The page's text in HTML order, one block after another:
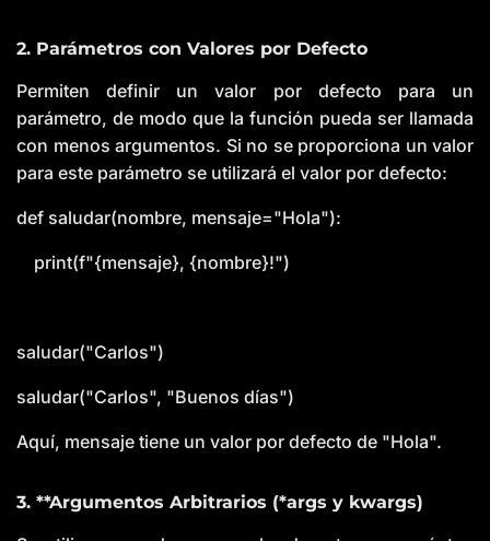
2. Parámetros con Valores por Defecto
Permiten definir un valor por defecto para un
parámetro, de modo que la función pueda ser llamada
con menos argumentos. Si no se proporciona un valor
para este parámetro se utilizará el valor por defecto:
def saludar(nombre, mensaje="Hola"):
print(f"{mensaje}, {nombre}!")
saludar("Carlos")
saludar("Carlos", "Buenos días")
Aquí, mensaje tiene un valor por defecto de "Hola".
3. **Argumentos Arbitrarios (*args y kwargs)